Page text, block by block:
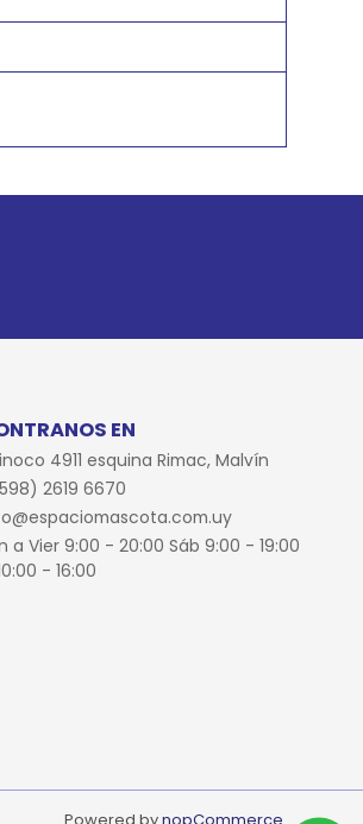
EN
4911 esquina Rimac, Malvín
2619 6670
a Vier 9:00 - 20:00 Sáb 9:00 - 19:00
- 16:00